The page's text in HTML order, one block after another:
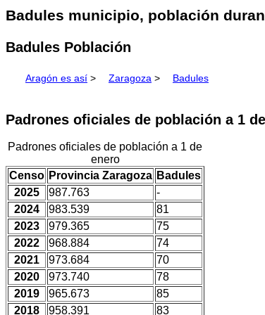
Badules municipio, población
Badules Población
Aragón es así > Zaragoza > Badules
Padrones oficiales de población a 1
Padrones oficiales de población a 1 de
enero
Censo Provincia Zaragoza Badules
2025
987.763
-
2024
983.539
81
2023
979.365
75
2022
968.884
74
2021
973.684
70
2020
973.740
78
2019
965.673
85
2018
958.391 83